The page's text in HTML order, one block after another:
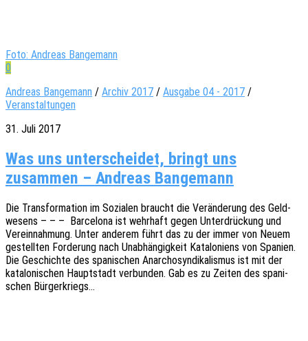
Foto: Andreas Bangemann
0
Andreas Bangemann / Archiv 2017 / Ausgabe 04 - 2017 /
Veranstaltungen
31. Juli 2017
Was uns unterscheidet, bringt uns
zusammen – Andreas Bangemann
Die Trans­for­ma­ti­on im Sozia­len braucht die Verän­de­rung des Geld­
we­sens – – – Barce­lo­na ist wehr­haft gegen Unter­drü­ckung und
Verein­nah­mung. Unter ande­rem führt das zu der immer von Neuem
gestell­ten Forde­rung nach Unab­hän­gig­keit Kata­lo­ni­ens von Spani­en.
Die Geschich­te des spani­schen Anar­cho­syn­di­ka­lis­mus ist mit der
kata­lo­ni­schen Haupt­stadt verbun­den. Gab es zu Zeiten des spani­
schen Bürgerkriegs…